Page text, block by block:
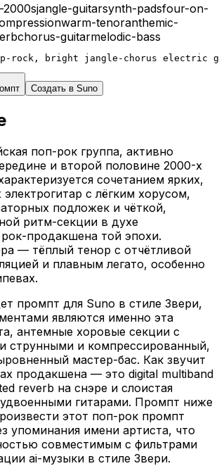
2000sjangle-guitarsynth-padsfour-on-
warm-tenoranthemic-
chorus-guitarmelodic-bass
rock, bright jangle-chorus
Создать в Suno
поп-рок группа, активно
и второй половине 2000-х
сочетанием ярких,
с лёгким хорусом,
подложек и чёткой,
ритм-секции в духе
продакшена той эпохи.
— тёплый тенор с отчётливой
и плавным легато, особенно
промпт для Suno в стиле Звери,
являются именно эта
антемные хоровые секции с
струнными и компрессированный,
мастер-бас. Как звучит
продакшена — это digital multiband
reverb на снэре и слоистая
гитарами. Промпт ниже
этот поп-рок промпт
упоминания имени артиста, что
совместимым с фильтрами
ai-музыки в стиле Звери.